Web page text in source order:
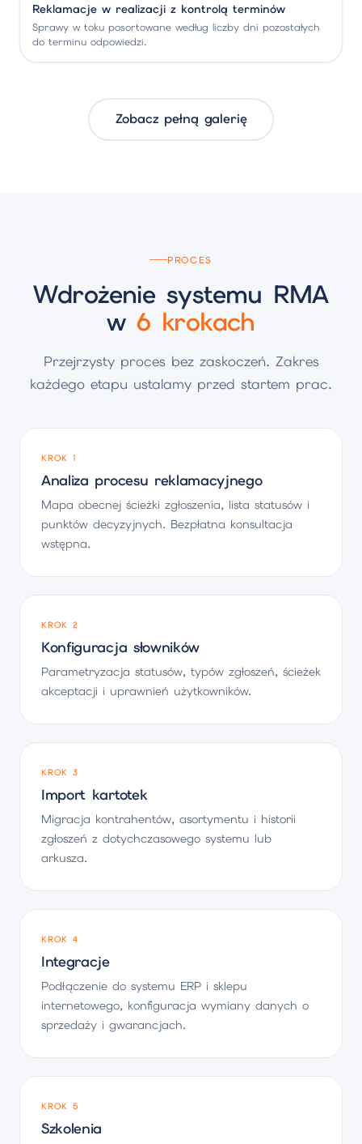
Reklamacje w realizacji z kontrolą terminów
Sprawy w toku posortowane według liczby dni pozostałych
do terminu odpowiedzi.
Zobacz pełną galerię
PROCES
Wdrożenie systemu RMA
w 6 krokach
Przejrzysty proces bez zaskoczeń. Zakres
każdego etapu ustalamy przed startem prac.
KROK 1
Analiza procesu reklamacyjnego
Mapa obecnej ścieżki zgłoszenia, lista statusów i
punktów decyzyjnych. Bezpłatna konsultacja
wstępna.
KROK 2
Konfiguracja słowników
Parametryzacja statusów, typów zgłoszeń, ścieżek
akceptacji i uprawnień użytkowników.
KROK 3
Import kartotek
Migracja kontrahentów, asortymentu i historii
zgłoszeń z dotychczasowego systemu lub
arkusza.
KROK 4
Integracje
Podłączenie do systemu ERP i sklepu
internetowego, konfiguracja wymiany danych o
sprzedaży i gwarancjach.
KROK 5
Szkolenia